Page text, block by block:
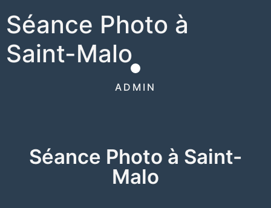
Séance Photo à
Saint-Malo
ADMIN
Séance Photo à Saint-
Malo